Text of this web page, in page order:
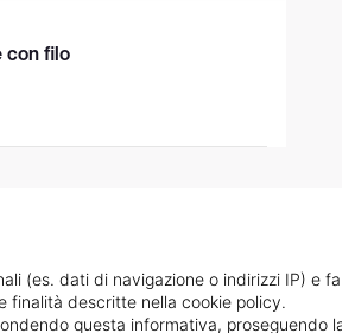
con filo
(es. dati di navigazione o indirizzi IP) e
finalità descritte nella cookie policy.
questa informativa, proseguendo